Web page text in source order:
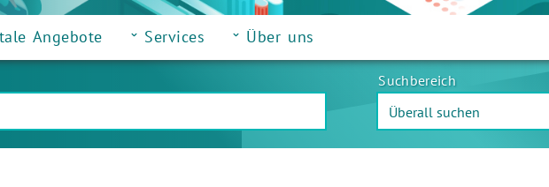
Angebote Services Über uns
Suchbereich